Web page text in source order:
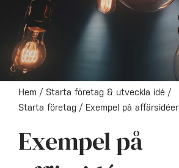
Hem / Starta företag & utveckla idé /
Starta företag / Exempel på affärsidéer
Exempel på